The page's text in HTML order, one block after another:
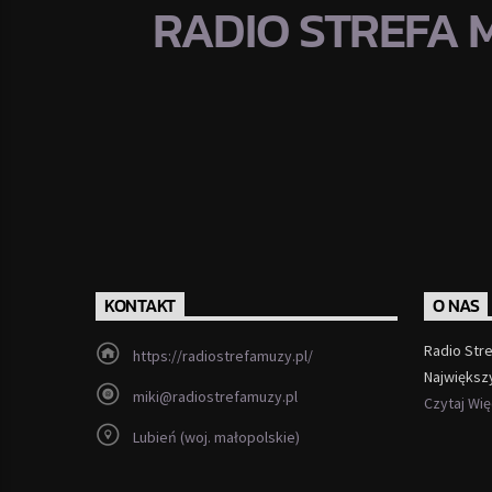
RADIO STREFA
KONTAKT
https://radiostrefamuzy.pl/
miki@radiostrefamuzy.pl
Lubień (woj. małopolskie)
O NAS
Radio
Czytaj